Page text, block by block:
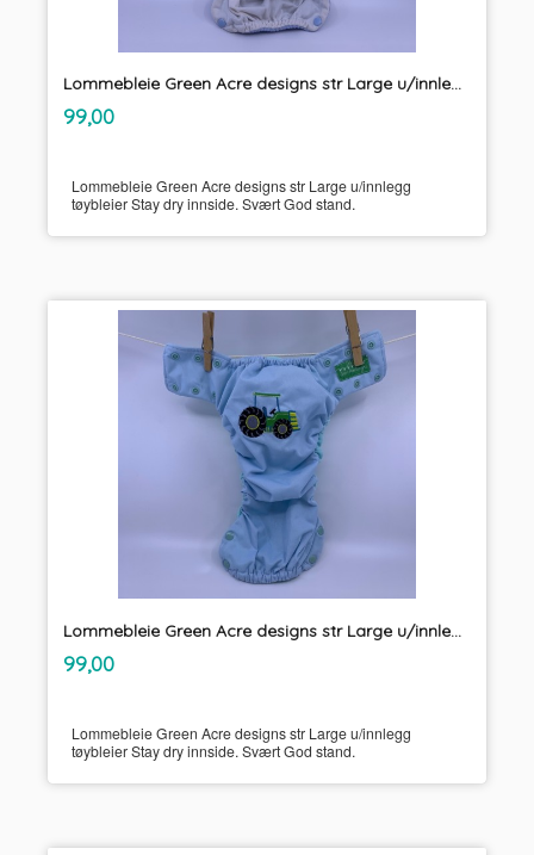
Lommebleie Green Acre designs str Large u/innlegg tøybleier
Pris
99,00mva.
Lommebleie Green Acre designs str Large u/innlegg
tøybleier Stay dry innside. Svært God stand.
Lommebleie Green Acre designs str Large u/innlegg tøybleier
Pris
99,00mva.
Lommebleie Green Acre designs str Large u/innlegg
tøybleier Stay dry innside. Svært God stand.